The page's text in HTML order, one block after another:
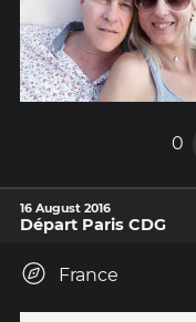
0
16 August 2016
Départ Paris CDG
France